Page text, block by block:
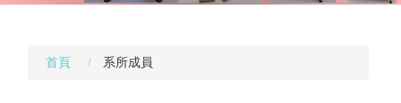
首頁 系所成員